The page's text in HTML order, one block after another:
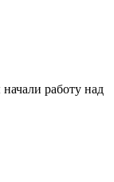
работу над